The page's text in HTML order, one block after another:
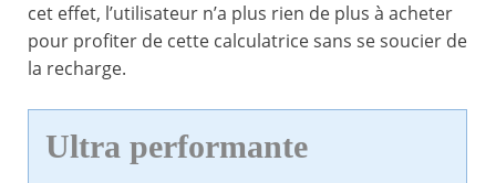
cet effet, l’utilisateur n’a plus rien de plus à acheter
pour profiter de cette calculatrice sans se soucier de
la recharge.
Ultra performante